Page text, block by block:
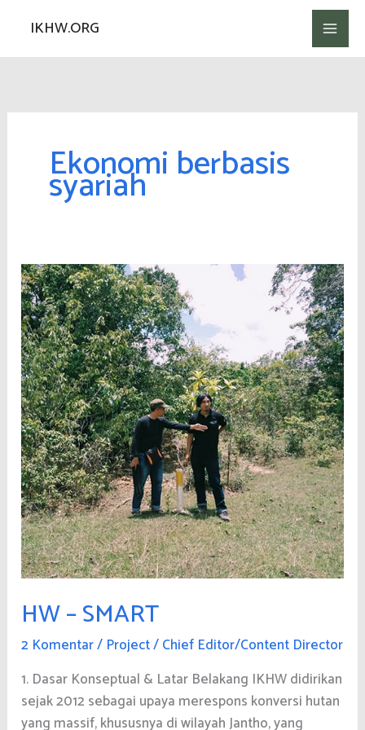
konten
IKHW.ORG
Ekonomi berbasis
syariah
HW – SMART
2 Komentar/ Project/Chief Editor/Content Director
1. Dasar Konseptual & Latar Belakang IKHW didirikan
sejak 2012 sebagai upaya merespons konversi hutan
yang massif, khususnya di wilayah Jantho, yang